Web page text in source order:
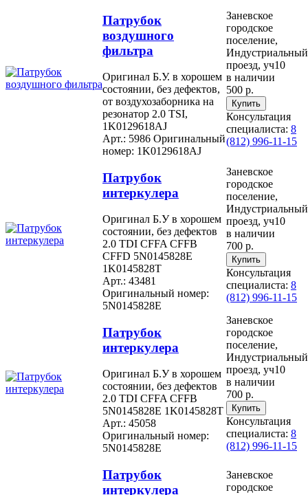
Патрубок
воздушного
фильтра
Оригинал Б.У. в хорошем
состоянии, без дефектов,
от воздухозаборника на
резонатор 2.0 TSI,
1K0129618AJ
Арт.: 5986 Оригинальный
номер: 1K0129618AJ
Заневское
городское
поселение,
Индустриальный
проезд, уч10
в наличии
500 р.
Консультация
специалиста: 8
(812) 996-11-15
Патрубок
интеркулера
Оригинал Б.У в хорошем
состоянии, без дефектов
2.0 TDI CFFA CFFB
CFFD 5N0145828E
1K0145828T
Арт.: 43481
Оригинальный номер:
5N0145828E
Заневское
городское
поселение,
Индустриальный
проезд, уч10
в наличии
700 р.
Консультация
специалиста: 8
(812) 996-11-15
Патрубок
интеркулера
Оригинал Б.У в хорошем
состоянии, без дефектов
2.0 TDI CFFA CFFB
5N0145828E 1K0145828T
Арт.: 45058
Оригинальный номер:
5N0145828E
Заневское
городское
поселение,
Индустриальный
проезд, уч10
в наличии
700 р.
Консультация
специалиста: 8
(812) 996-11-15
Патрубок
интеркулера
Заневское
городское